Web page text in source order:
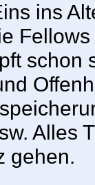
ins
schon
Alles
gehen.